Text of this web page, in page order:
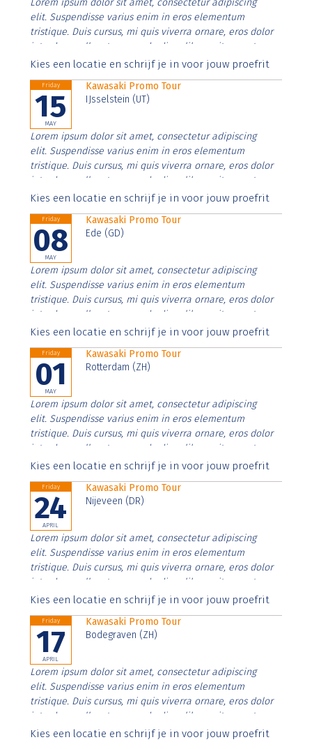
Lorem ipsum dolor sit amet, consectetur adipiscing
elit. Suspendisse varius enim in eros elementum
tristique. Duis cursus, mi quis viverra ornare, eros dolor
interdum nulla, ut commodo diam libero vitae erat.
Aenean faucibus nibh et justo cursus id rutrum lorem
Kies een locatie en schrijf je in voor jouw proefrit
Friday
15
MAY
Kawasaki Promo Tour
IJsselstein (UT)
Lorem ipsum dolor sit amet, consectetur adipiscing
elit. Suspendisse varius enim in eros elementum
tristique. Duis cursus, mi quis viverra ornare, eros dolor
interdum nulla, ut commodo diam libero vitae erat.
Aenean faucibus nibh et justo cursus id rutrum lorem
Kies een locatie en schrijf je in voor jouw proefrit
Friday
08
MAY
Kawasaki Promo Tour
Ede (GD)
Lorem ipsum dolor sit amet, consectetur adipiscing
elit. Suspendisse varius enim in eros elementum
tristique. Duis cursus, mi quis viverra ornare, eros dolor
interdum nulla, ut commodo diam libero vitae erat.
Aenean faucibus nibh et justo cursus id rutrum lorem
Kies een locatie en schrijf je in voor jouw proefrit
Friday
01
MAY
Kawasaki Promo Tour
Rotterdam (ZH)
Lorem ipsum dolor sit amet, consectetur adipiscing
elit. Suspendisse varius enim in eros elementum
tristique. Duis cursus, mi quis viverra ornare, eros dolor
interdum nulla, ut commodo diam libero vitae erat.
Aenean faucibus nibh et justo cursus id rutrum lorem
Kies een locatie en schrijf je in voor jouw proefrit
Friday
24
APRIL
Kawasaki Promo Tour
Nijeveen (DR)
Lorem ipsum dolor sit amet, consectetur adipiscing
elit. Suspendisse varius enim in eros elementum
tristique. Duis cursus, mi quis viverra ornare, eros dolor
interdum nulla, ut commodo diam libero vitae erat.
Aenean faucibus nibh et justo cursus id rutrum lorem
Kies een locatie en schrijf je in voor jouw proefrit
Friday
17
APRIL
Kawasaki Promo Tour
Bodegraven (ZH)
Lorem ipsum dolor sit amet, consectetur adipiscing
elit. Suspendisse varius enim in eros elementum
tristique. Duis cursus, mi quis viverra ornare, eros dolor
interdum nulla, ut commodo diam libero vitae erat.
Aenean faucibus nibh et justo cursus id rutrum lorem
Kies een locatie en schrijf je in voor jouw proefrit